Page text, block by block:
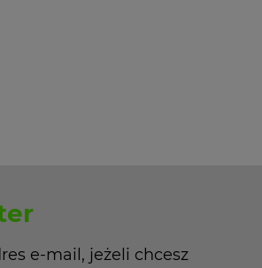
e-mail, jeżeli chcesz